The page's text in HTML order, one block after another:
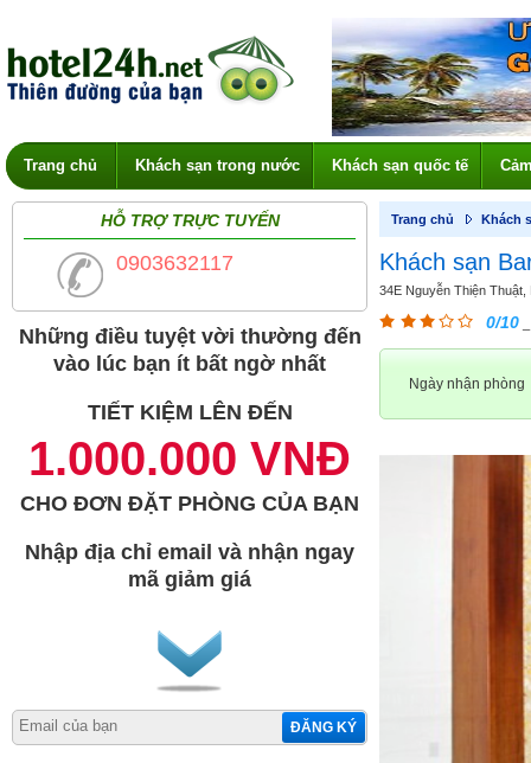
Trang chủ Khách sạn trong nước Khách sạn quốc tế
HỖ TRỢ TRỰC TUYẾN
0903632117
Những điều tuyệt vời thường đến
vào lúc bạn ít bất ngờ nhất
TIẾT KIỆM LÊN ĐẾN
1.000.000 VNĐ
CHO ĐƠN ĐẶT PHÒNG CỦA BẠN
Nhập địa chỉ email và nhận ngay
mã giảm giá
ĐĂNG KÝ
Trang chủ Khách
Khách sạn
34E Nguyễn Thiện
0/10
Ngày nhận phòng